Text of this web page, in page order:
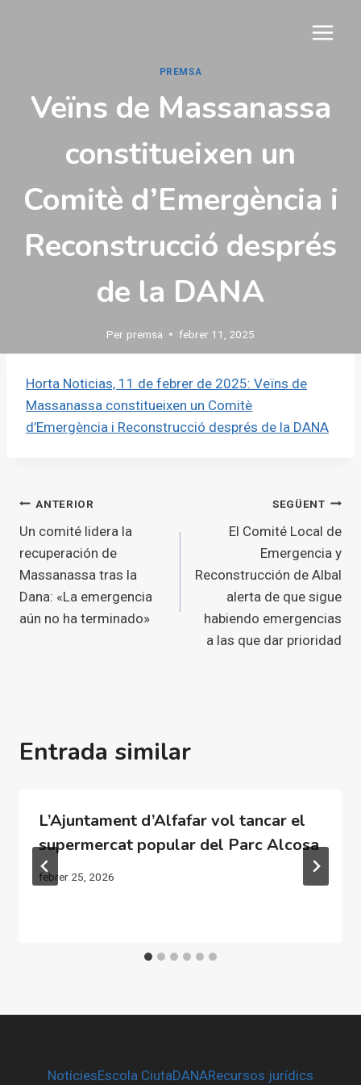
PREMSA
Veïns de Massanassa
constitueixen un
Comitè d’Emergència i
Reconstrucció després
de la DANA
Per premsa febrer 11, 2025
Horta Noticias, 11 de febrer de 2025: Veïns de
Massanassa constitueixen un Comitè
d’Emergència i Reconstrucció després de la DANA
Navegació
d'entrades
ANTERIOR
Un comité lidera la
recuperación de
Massanassa tras la
Dana: «La emergencia
aún no ha terminado»
SEGÜENT
El Comité Local de
Emergencia y
Reconstrucción de Albal
alerta de que sigue
habiendo emergencias
a las que dar prioridad
Entrada similar
L’Ajuntament d’Alfafar vol tancar el
supermercat popular del Parc Alcosa
febrer 25, 2026
NotíciesEscola CiutaDANARecursos jurídics